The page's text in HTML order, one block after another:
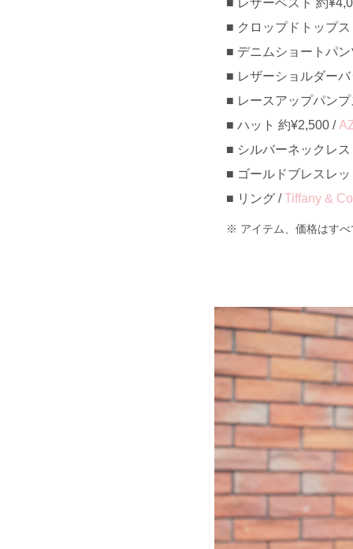
レザーベスト 約
クロップドトップ
デニムショートパ
レザーショルダー
レースアップパン
ハット 約¥2,500 /
シルバーネックレ
ゴールドブレスレ
リング /Tiffany &
アイテム、価格はす